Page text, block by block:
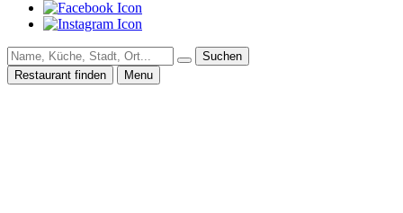
Suchen
Restaurant finden
Menu